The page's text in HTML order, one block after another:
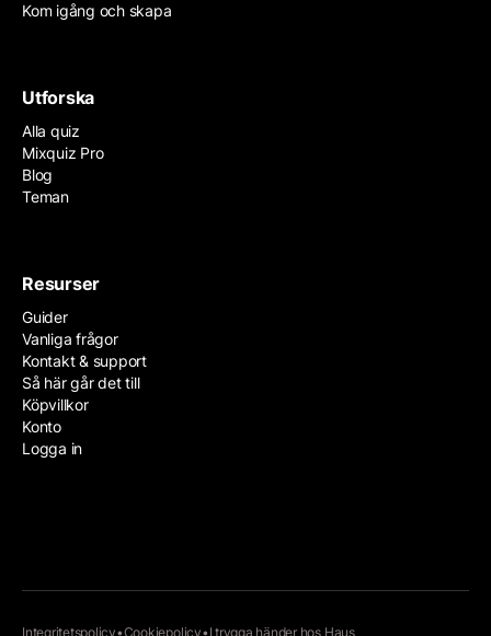
Kom igång och skapa
Utforska
Alla quiz
Mixquiz Pro
Blog
Teman
Resurser
Guider
Vanliga frågor
Kontakt & support
Så här går det till
Köpvillkor
Konto
Logga in
Integritetspolicy•Cookiepolicy•I trygga händer hos Haus